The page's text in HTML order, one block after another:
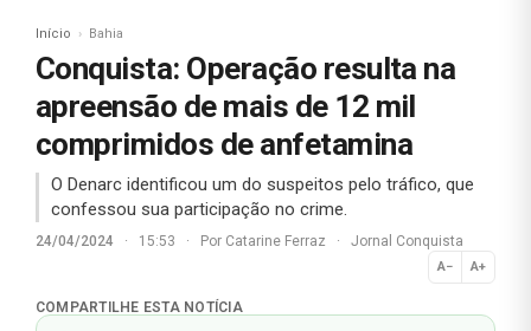
Início Bahia
Conquista: Operação resulta na
apreensão de mais de 12 mil
comprimidos de anfetamina
O Denarc identificou um do suspeitos pelo tráfico, que
confessou sua participação no crime.
24/04/2024 · 15:53 · Por Catarine Ferraz · Jornal Conquista
A− A+
Normal
COMPARTILHE ESTA NOTÍCIA